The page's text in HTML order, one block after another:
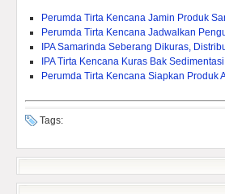
Perumda Tirta Kencana Jamin Produk
Perumda Tirta Kencana Jadwalkan
IPA Samarinda Seberang Dikuras,
IPA Tirta Kencana Kuras Bak Sedimentasi
Perumda Tirta Kencana Siapkan Produk
Tags: